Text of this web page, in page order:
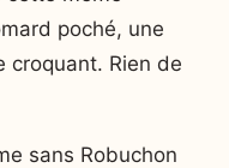
poché, une
croquant. Rien de
sans Robuchon